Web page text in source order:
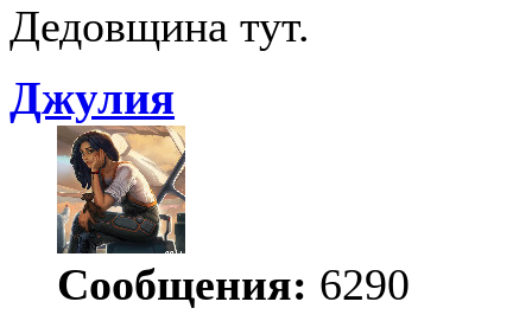
Дедовщина тут.
Джулия
Сообщения: 6290